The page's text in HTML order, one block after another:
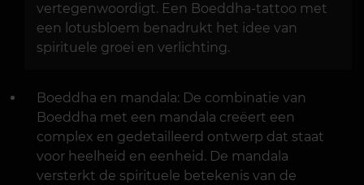
vertegenwoordigt. Een Boeddha-tattoo met
een lotusbloem benadrukt het idee van
spirituele groei en verlichting.
Boeddha en mandala: De combinatie van
Boeddha met een mandala creëert een
complex en gedetailleerd ontwerp dat staat
voor heelheid en eenheid. De mandala
versterkt de spirituele betekenis van de